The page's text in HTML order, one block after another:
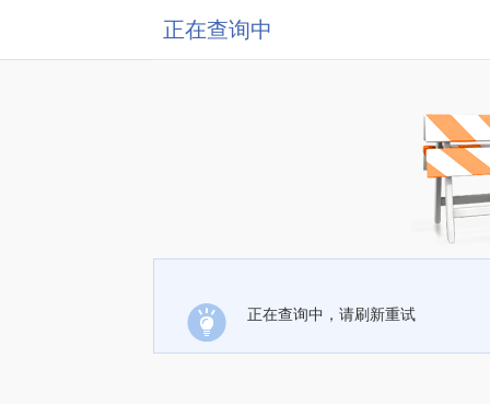
正在查询中
正在查询中，请刷新重试